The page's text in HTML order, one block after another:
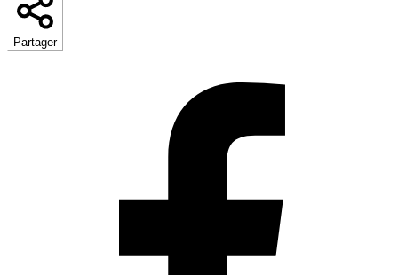
Partager